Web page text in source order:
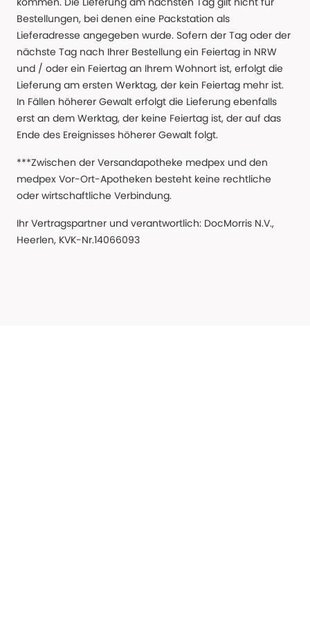
Bestellungen, bei denen eine Packstation als
Lieferadresse angegeben wurde. Sofern der Tag oder der
nächste Tag nach Ihrer Bestellung ein Feiertag in NRW
und / oder ein Feiertag an Ihrem Wohnort ist, erfolgt die
Lieferung am ersten Werktag, der kein Feiertag mehr ist.
In Fällen höherer Gewalt erfolgt die Lieferung ebenfalls
erst an dem Werktag, der keine Feiertag ist, der auf das
Ende des Ereignisses höherer Gewalt folgt.
***Zwischen der Versandapotheke medpex und den
medpex Vor-Ort-Apotheken besteht keine rechtliche
oder wirtschaftliche Verbindung.
Ihr Vertragspartner und verantwortlich: DocMorris N.V.,
Heerlen, KVK-Nr.14066093